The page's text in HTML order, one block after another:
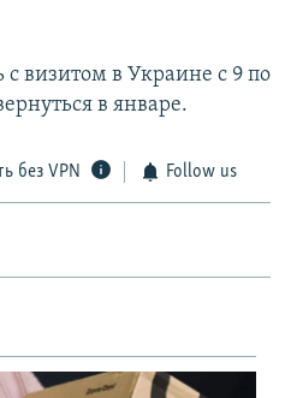
визитом в Украине с 9 по
в январе.
без VPN Follow us